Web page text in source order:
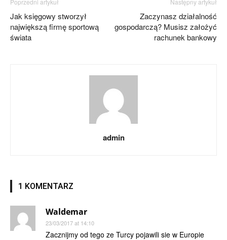
Poprzedni artykuł
Jak księgowy stworzył
największą firmę sportową
świata
Następny artykuł
Zaczynasz działalność
gospodarczą? Musisz założyć
rachunek bankowy
admin
1 KOMENTARZ
Waldemar
23/03/2017 at 14:10
Zacznijmy od tego ze Turcy pojawili sie w Europie